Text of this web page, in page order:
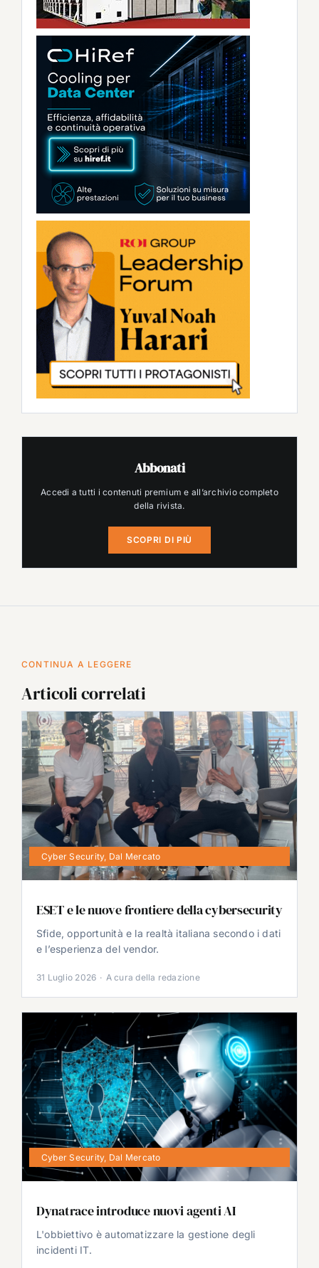
Abbonati
Accedi a tutti i contenuti premium e all’archivio completo
della rivista.
SCOPRI DI PIÙ
CONTINUA A LEGGERE
Articoli correlati
Cyber Security, Dal Mercato
ESET e le nuove frontiere della cybersecurity
Sfide, opportunità e la realtà italiana secondo i dati
e l’esperienza del vendor.
31 Luglio 2026 · A cura della redazione
Cyber Security, Dal Mercato
Dynatrace introduce nuovi agenti AI
L'obbiettivo è automatizzare la gestione degli
incidenti IT.